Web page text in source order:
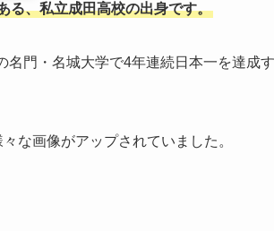
る、私立成田高校の出身です。
名門・名城大学で4年連続日本一を達成す
な画像がアップされていました。